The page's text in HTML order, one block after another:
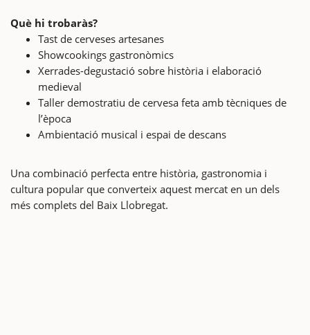
Què hi trobaràs?
Tast de cerveses artesanes
Showcookings gastronòmics
Xerrades-degustació sobre història i elaboració
medieval
Taller demostratiu de cervesa feta amb tècniques de
l’època
Ambientació musical i espai de descans
Una combinació perfecta entre història, gastronomia i
cultura popular que converteix aquest mercat en un dels
més complets del Baix Llobregat.